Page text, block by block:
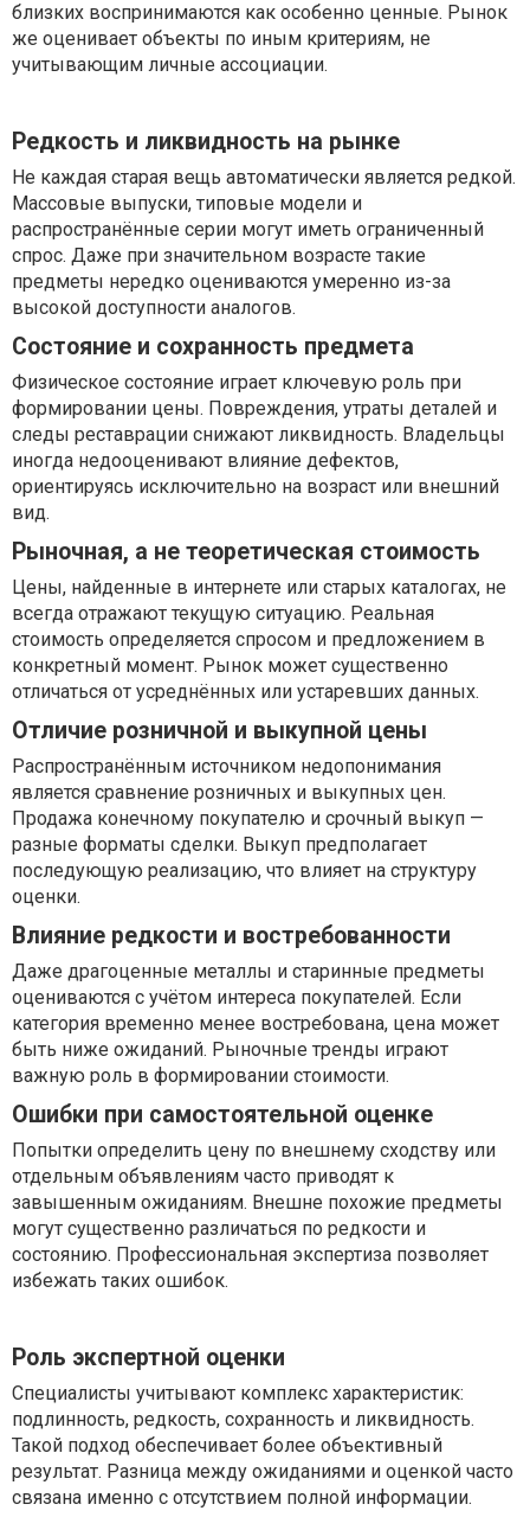
близких воспринимаются как особенно ценные. Рынок
же оценивает объекты по иным критериям, не
учитывающим личные ассоциации.
Редкость и ликвидность на рынке
Не каждая старая вещь автоматически является редкой.
Массовые выпуски, типовые модели и
распространённые серии могут иметь ограниченный
спрос. Даже при значительном возрасте такие
предметы нередко оцениваются умеренно из-за
высокой доступности аналогов.
Состояние и сохранность предмета
Физическое состояние играет ключевую роль при
формировании цены. Повреждения, утраты деталей и
следы реставрации снижают ликвидность. Владельцы
иногда недооценивают влияние дефектов,
ориентируясь исключительно на возраст или внешний
вид.
Рыночная, а не теоретическая стоимость
Цены, найденные в интернете или старых каталогах, не
всегда отражают текущую ситуацию. Реальная
стоимость определяется спросом и предложением в
конкретный момент. Рынок может существенно
отличаться от усреднённых или устаревших данных.
Отличие розничной и выкупной цены
Распространённым источником недопонимания
является сравнение розничных и выкупных цен.
Продажа конечному покупателю и срочный выкуп —
разные форматы сделки. Выкуп предполагает
последующую реализацию, что влияет на структуру
оценки.
Влияние редкости и востребованности
Даже драгоценные металлы и старинные предметы
оцениваются с учётом интереса покупателей. Если
категория временно менее востребована, цена может
быть ниже ожиданий. Рыночные тренды играют
важную роль в формировании стоимости.
Ошибки при самостоятельной оценке
Попытки определить цену по внешнему сходству или
отдельным объявлениям часто приводят к
завышенным ожиданиям. Внешне похожие предметы
могут существенно различаться по редкости и
состоянию. Профессиональная экспертиза позволяет
избежать таких ошибок.
Роль экспертной оценки
Специалисты учитывают комплекс характеристик:
подлинность, редкость, сохранность и ликвидность.
Такой подход обеспечивает более объективный
результат. Разница между ожиданиями и оценкой часто
связана именно с отсутствием полной информации.